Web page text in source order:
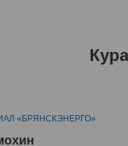
«БРЯНСКЭНЕРГО»